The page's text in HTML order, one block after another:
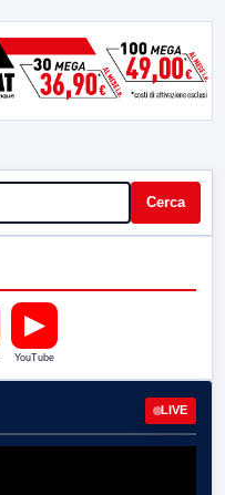
Cerca
▶
YouTube
LIVE